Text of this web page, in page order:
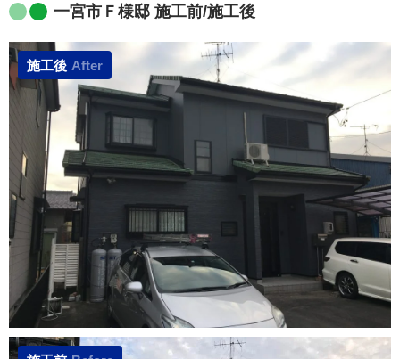
一宮市Ｆ様邸 施工前/施工後
施工後 After